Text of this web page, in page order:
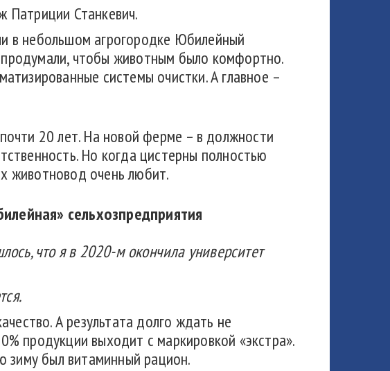
Патриции Станкевич.
в небольшом агрогородке Юбилейный
чтобы животным было комфортно.
системы очистки. А главное –
20 лет. На новой ферме – в должности
Но когда цистерны полностью
животновод очень любит.
сельхозпредприятия
что я в 2020-м окончила университет
А результата долго ждать не
продукции выходит с маркировкой «экстра».
зиму был витаминный рацион.